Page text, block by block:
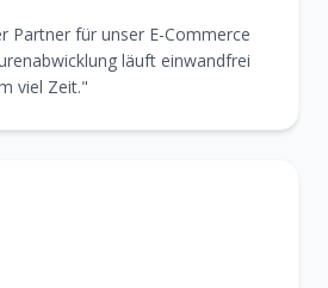
Partner für unser E-Commerce
läuft einwandfrei
viel Zeit."